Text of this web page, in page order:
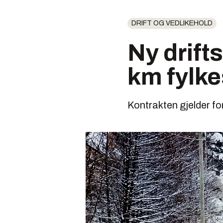
DRIFT OG VEDLIKEHOLD
Ny
km
Kontrakten gjelder